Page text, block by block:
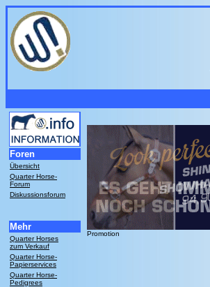
Foren
Übersicht
Quarter Horse-
Forum
Diskussionsforum
Mehr
Quarter Horses
zum Verkauf
Quarter Horse-
Papierservices
Quarter Horse-
Pedigrees
Promotion